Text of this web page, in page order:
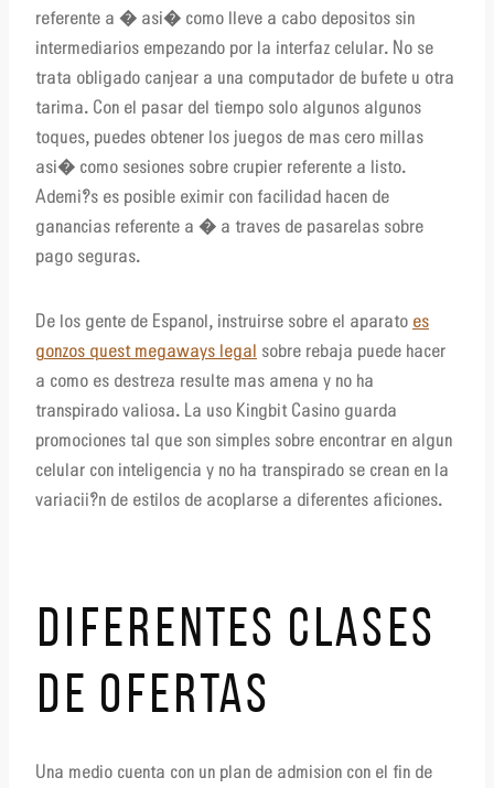
referente a � asi� como lleve a cabo depositos sin
intermediarios empezando por la interfaz celular. No se
trata obligado canjear a una computador de bufete u otra
tarima. Con el pasar del tiempo solo algunos algunos
toques, puedes obtener los juegos de mas cero millas
asi� como sesiones sobre crupier referente a listo.
Ademi?s es posible eximir con facilidad hacen de
ganancias referente a � a traves de pasarelas sobre
pago seguras.
De los gente de Espanol, instruirse sobre el aparato es
gonzos quest megaways legal
sobre rebaja puede hacer
a como es destreza resulte mas amena y no ha
transpirado valiosa. La uso Kingbit Casino guarda
promociones tal que son simples sobre encontrar en algun
celular con inteligencia y no ha transpirado se crean en la
variacii?n de estilos de acoplarse a diferentes aficiones.
DIFERENTES CLASES
DE OFERTAS
Una medio cuenta con un plan de admision con el fin de